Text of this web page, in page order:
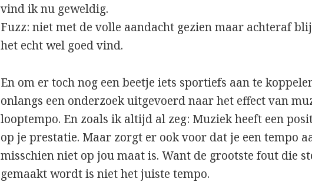
vind ik nu geweldig.
Fuzz: niet met de volle aandacht gezien maar achteraf
het echt wel goed vind.
En om er toch nog een beetje iets sportiefs aan te
onlangs een onderzoek uitgevoerd naar het effect van
looptempo. En zoals ik altijd al zeg: Muziek heeft een
op je prestatie. Maar zorgt er ook voor dat je een tempo
misschien niet op jou maat is. Want de grootste fout die
gemaakt wordt is niet het juiste tempo.